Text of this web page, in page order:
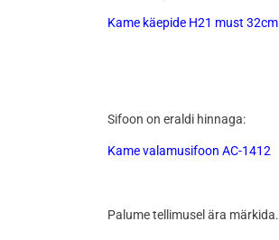
Kame käepide H21 must 32cm
Sifoon on eraldi hinnaga:
Kame valamusifoon AC-1412
Palume tellimusel ära märkida.